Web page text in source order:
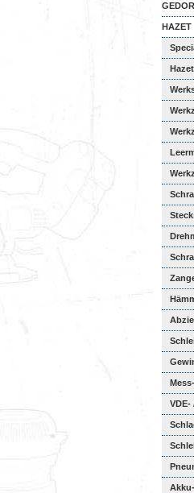
HAZET
VDE-